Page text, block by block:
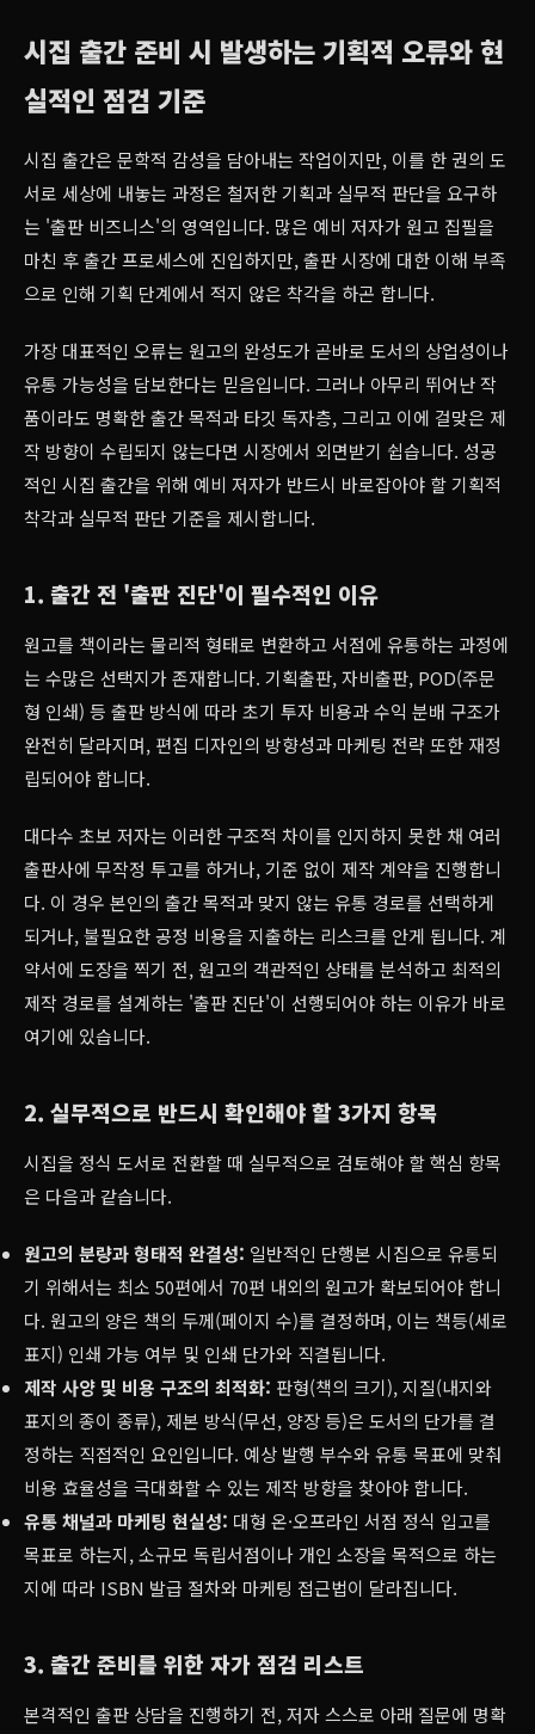
시집 출간 준비 시 발생하는 기획적 오류와 현
실적인 점검 기준
시집 출간은 문학적 감성을 담아내는 작업이지만, 이를 한 권의 도
서로 세상에 내놓는 과정은 철저한 기획과 실무적 판단을 요구하
는 '출판 비즈니스'의 영역입니다. 많은 예비 저자가 원고 집필을
마친 후 출간 프로세스에 진입하지만, 출판 시장에 대한 이해 부족
으로 인해 기획 단계에서 적지 않은 착각을 하곤 합니다.
가장 대표적인 오류는 원고의 완성도가 곧바로 도서의 상업성이나
유통 가능성을 담보한다는 믿음입니다. 그러나 아무리 뛰어난 작
품이라도 명확한 출간 목적과 타깃 독자층, 그리고 이에 걸맞은 제
작 방향이 수립되지 않는다면 시장에서 외면받기 쉽습니다. 성공
적인 시집 출간을 위해 예비 저자가 반드시 바로잡아야 할 기획적
착각과 실무적 판단 기준을 제시합니다.
1. 출간 전 '출판 진단'이 필수적인 이유
원고를 책이라는 물리적 형태로 변환하고 서점에 유통하는 과정에
는 수많은 선택지가 존재합니다. 기획출판, 자비출판, POD(주문
형 인쇄) 등 출판 방식에 따라 초기 투자 비용과 수익 분배 구조가
완전히 달라지며, 편집 디자인의 방향성과 마케팅 전략 또한 재정
립되어야 합니다.
대다수 초보 저자는 이러한 구조적 차이를 인지하지 못한 채 여러
출판사에 무작정 투고를 하거나, 기준 없이 제작 계약을 진행합니
다. 이 경우 본인의 출간 목적과 맞지 않는 유통 경로를 선택하게
되거나, 불필요한 공정 비용을 지출하는 리스크를 안게 됩니다. 계
약서에 도장을 찍기 전, 원고의 객관적인 상태를 분석하고 최적의
제작 경로를 설계하는 '출판 진단'이 선행되어야 하는 이유가 바로
여기에 있습니다.
2. 실무적으로 반드시 확인해야 할 3가지 항목
시집을 정식 도서로 전환할 때 실무적으로 검토해야 할 핵심 항목
은 다음과 같습니다.
원고의 분량과 형태적 완결성: 일반적인 단행본 시집으로 유통되
기 위해서는 최소 50편에서 70편 내외의 원고가 확보되어야 합니
다. 원고의 양은 책의 두께(페이지 수)를 결정하며, 이는 책등(세로
표지) 인쇄 가능 여부 및 인쇄 단가와 직결됩니다.
제작 사양 및 비용 구조의 최적화: 판형(책의 크기), 지질(내지와
표지의 종이 종류), 제본 방식(무선, 양장 등)은 도서의 단가를 결
정하는 직접적인 요인입니다. 예상 발행 부수와 유통 목표에 맞춰
비용 효율성을 극대화할 수 있는 제작 방향을 찾아야 합니다.
유통 채널과 마케팅 현실성: 대형 온·오프라인 서점 정식 입고를
목표로 하는지, 소규모 독립서점이나 개인 소장을 목적으로 하는
지에 따라 ISBN 발급 절차와 마케팅 접근법이 달라집니다.
3. 출간 준비를 위한 자가 점검 리스트
본격적인 출판 상담을 진행하기 전, 저자 스스로 아래 질문에 명확